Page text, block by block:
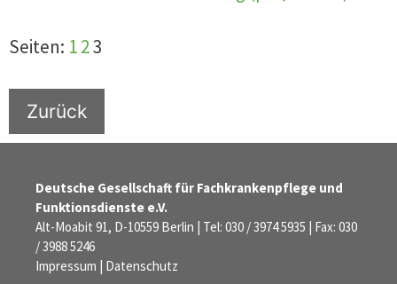
Seiten: 123
Zurück
Deutsche Gesellschaft für Fachkrankenpflege und
Funktionsdienste e.V.
Alt-Moabit 91, D-10559 Berlin | Tel: 030 / 3974 5935 | Fax: 030
/ 3988 5246
Impressum | Datenschutz